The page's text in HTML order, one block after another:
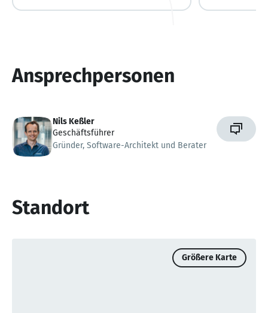
Ansprechpersonen
Nils Keßler
Geschäftsführer
Gründer, Software-Architekt und Berater
Standort
Größere Karte